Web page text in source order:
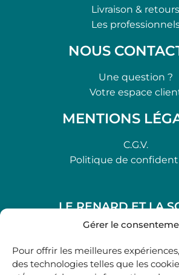
Gérer le
Pour offrir les meilleures
des technologies telles que les
Livraison & retours
Les
NOUS
Une question ?
Votre espace
MENTIONS
C.G.V.
Politique de
LE RENARD ET LA
48, rue Maubec 33210
05 40 41 37 18